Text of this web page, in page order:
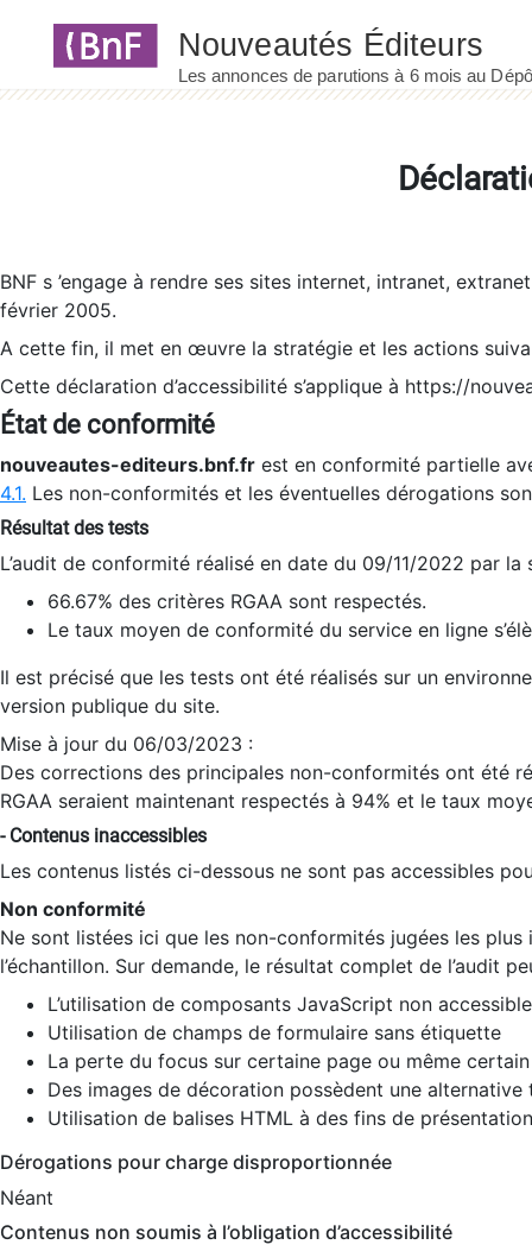
BNF s ’engage à rendre ses sites internet, intranet,
février 2005.
A cette fin, il met en œuvre la stratégie et les actions
Cette déclaration d’accessibilité s’applique à https://
État de conformité
nouveautes-editeurs.bnf.fr est en conformité partielle
4.1. Les non-conformités et les éventuelles dérogations
Résultat des tests
L’audit de conformité réalisé en date du 09/11/2022 par
66.67% des critères RGAA sont respectés.
Le taux moyen de conformité du service en ligne
Il est précisé que les tests ont été réalisés sur un
version publique du site.
Mise à jour du 06/03/2023 :
Des corrections des principales non-conformités ont été
RGAA seraient maintenant respectés à 94% et le taux
- Contenus inaccessibles
Les contenus listés ci-dessous ne sont pas accessibles
Non conformité
Ne sont listées ici que les non-conformités jugées les
l’échantillon. Sur demande, le résultat complet de l’audit
L’utilisation de composants JavaScript non
Utilisation de champs de formulaire sans étiquette
La perte du focus sur certaine page ou même
Des images de décoration possèdent une alternative
Utilisation de balises HTML à des fins de
Dérogations pour charge disproportionnée
Néant
Contenus non soumis à l’obligation d’accessibilité